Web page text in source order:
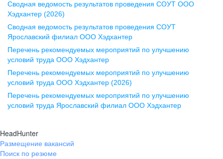
ул. Комиссаржевской, д. 10,
офис 1212
+7 473 280-05-05
pr@vrn.hh.ru
ул. Спартаковская, д. 2А, этаж 3,
помещение 15
+7 843 212-12-50
Екатеринбург
Сводная ведомость результатов проведения СОУТ ООО
Хэдхантер (2026)
Сводная ведомость результатов проведения СОУТ
Ярославский филиал ООО Хэдхантер
Перечень рекомендуемых мероприятий по улучшению
условий труда ООО Хэдхантер
Перечень рекомендуемых мероприятий по улучшению
условий труда ООО Хэдхантер (2026)
Перечень рекомендуемых мероприятий по улучшению
условий труда Ярославский филиал ООО Хэдхантер
HeadHunter
Размещение вакансий
Поиск по резюме